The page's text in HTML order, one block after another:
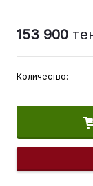
153 900
Количество: